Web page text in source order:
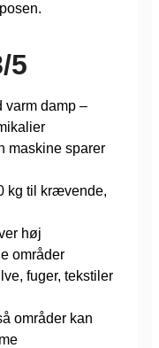
5
varm damp –
maskine sparer
kg til krævende,
høj
områder
fuger, tekstiler
områder kan